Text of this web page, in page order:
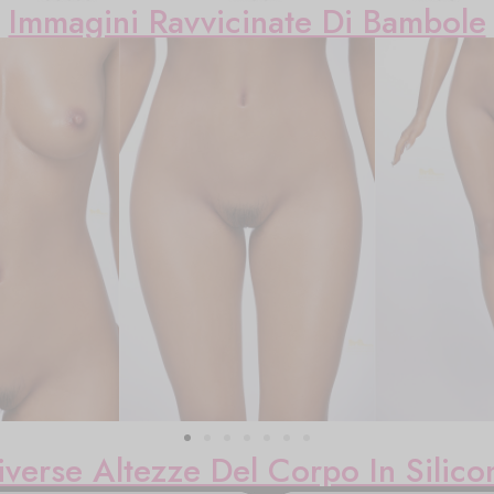
Immagini Ravvicinate Di Bambole
Altezze Del Corpo In